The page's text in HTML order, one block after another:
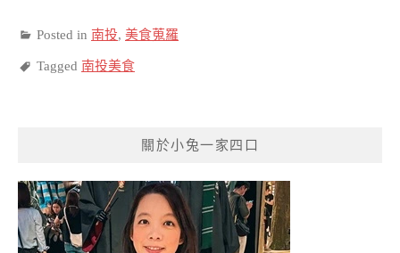
Posted in 南投, 美食蒐羅
Tagged 南投美食
關於小兔一家四口